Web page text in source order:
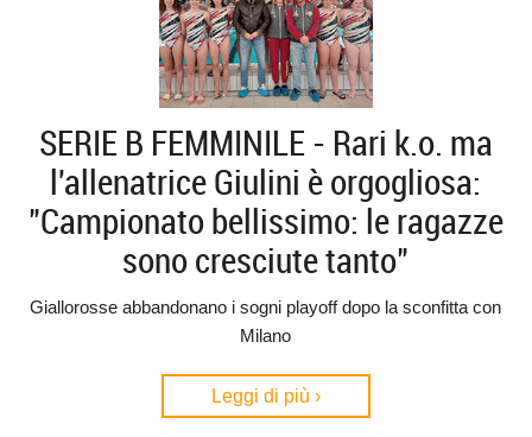
SERIE B FEMMINILE - Rari k.o. ma
l'allenatrice Giulini è orgogliosa:
"Campionato bellissimo: le ragazze
sono cresciute tanto"
Giallorosse abbandonano i sogni playoff dopo la sconfitta con
Milano
Leggi di più ›